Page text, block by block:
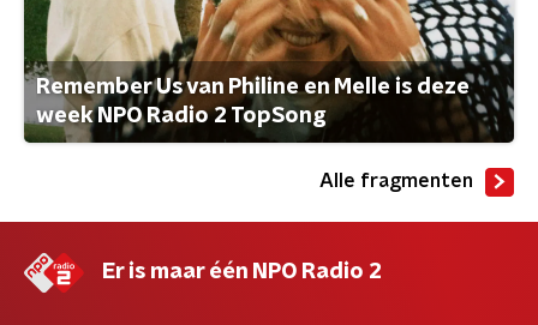
Remember Us van Philine en Melle is deze
week NPO Radio 2 TopSong
Alle fragmenten
Er is maar één NPO Radio 2